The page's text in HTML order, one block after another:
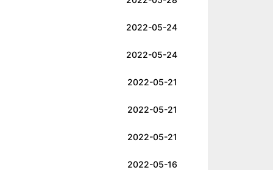
2022-05-24
2022-05-24
2022-05-21
2022-05-21
2022-05-21
2022-05-16